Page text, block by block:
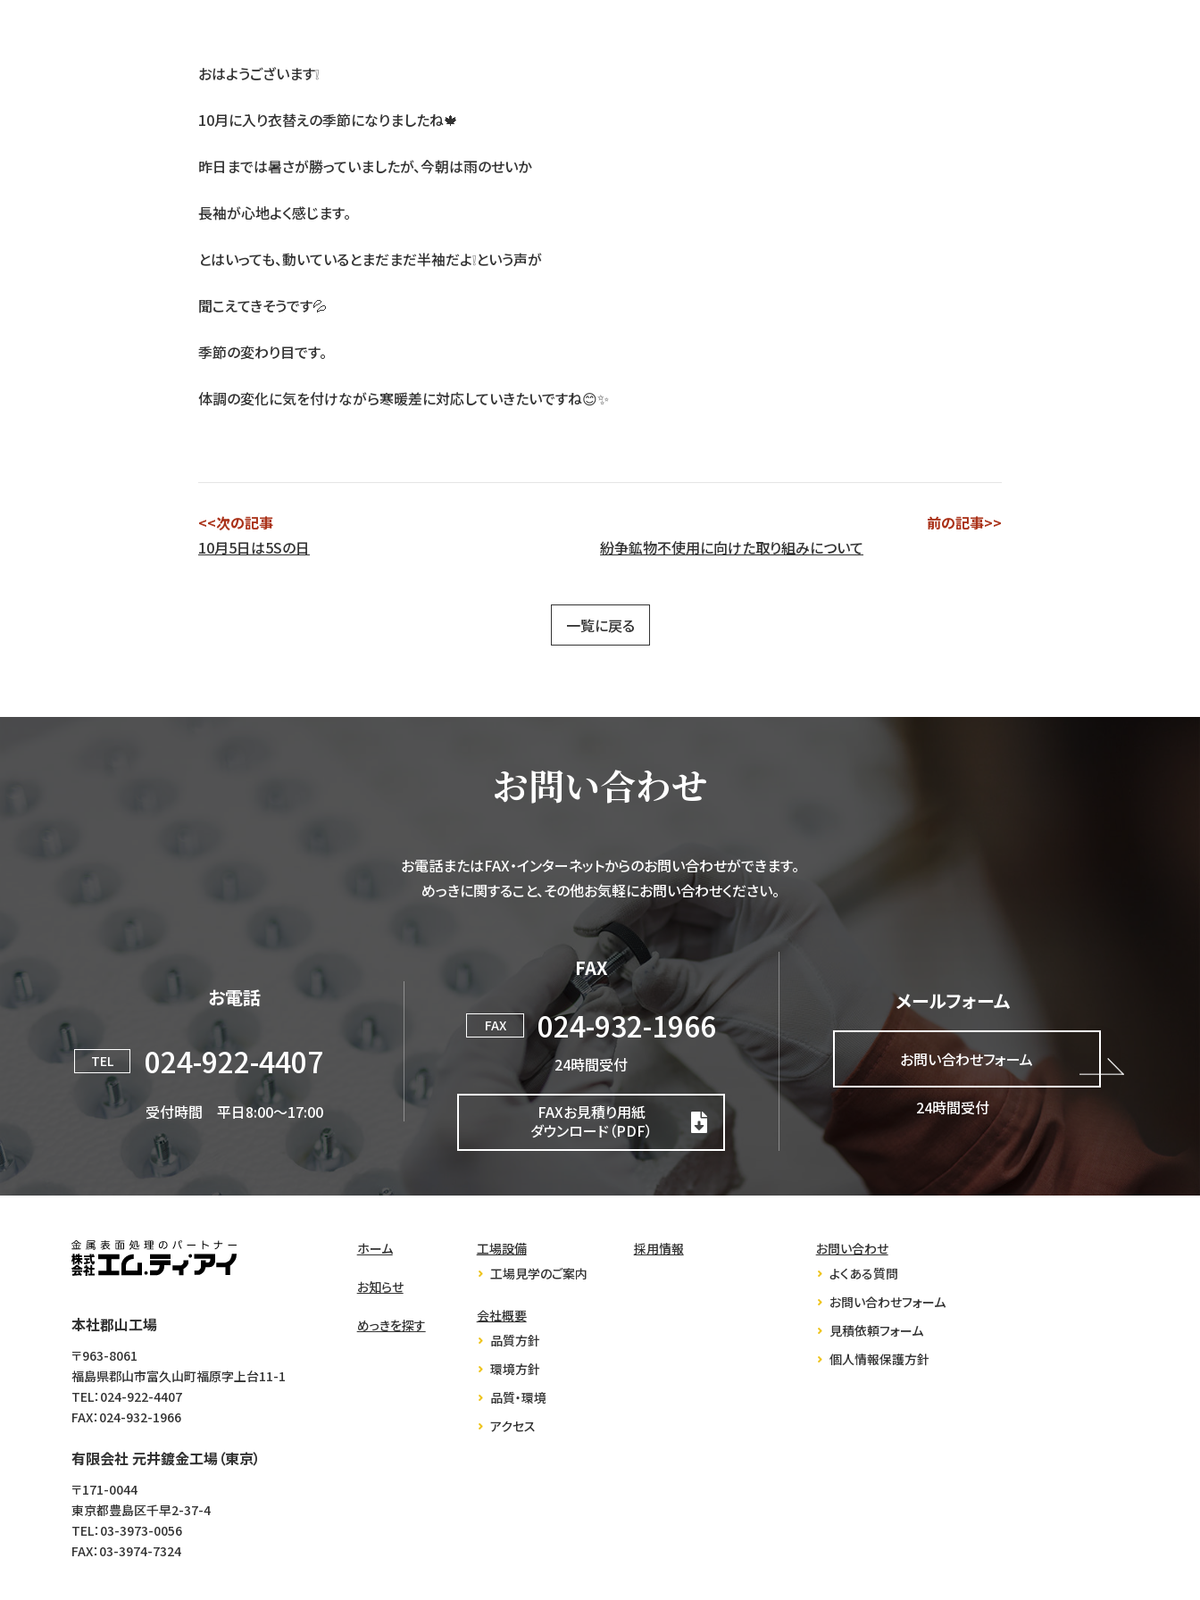
おはようございます❕
10月に入り衣替えの季節になりましたね🍁
昨日までは暑さが勝っていましたが、今朝は雨のせいか
長袖が心地よく感じます。
とはいっても、動いているとまだまだ半袖だよ❕という声が
聞こえてきそうです💦
季節の変わり目です。
体調の変化に気を付けながら寒暖差に対応していきたいですね😊✨
<<次の記事
10月5日は5Sの日
前の記事>>
紛争鉱物不使用に向けた取り組みについて
一覧に戻る
お問い合わせ
お電話またはFAX・インターネットからのお問い合わせができます。
めっきに関すること、その他お気軽にお問い合わせください。
お電話
TEL 024-922-4407
受付時間 平日8:00～17:00
FAX
FAX 024-932-1966
24時間受付
FAXお見積り用紙
ダウンロード（PDF）
メールフォーム
お問い合わせフォーム
24時間受付
本社郡山工場
〒963-8061
福島県郡山市富久山町福原字上台11-1
TEL：024-922-4407
FAX：024-932-1966
有限会社 元井鍍金工場（東京）
〒171-0044
東京都豊島区千早2-37-4
TEL：03-3973-0056
FAX：03-3974-7324
ホーム
お知らせ
めっきを探す
工場設備
工場見学のご案内
会社概要
品質方針
環境方針
品質・環境
アクセス
採用情報
お問い合わせ
よくある質問
お問い合わせフォーム
見積依頼フォーム
個人情報保護方針